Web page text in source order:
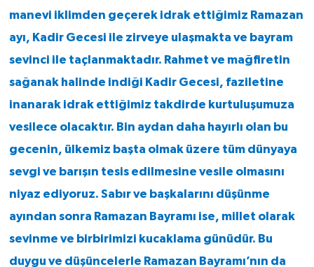
manevi iklimden geçerek idrak ettiğimiz Ramazan
ayı, Kadir Gecesi ile zirveye ulaşmakta ve bayram
sevinci ile taçlanmaktadır. Rahmet ve mağfiretin
sağanak halinde indiği Kadir Gecesi, faziletine
inanarak idrak ettiğimiz takdirde kurtuluşumuza
vesilece olacaktır. Bin aydan daha hayırlı olan bu
gecenin, ülkemiz başta olmak üzere tüm dünyaya
sevgi ve barışın tesis edilmesine vesile olmasını
niyaz ediyoruz. Sabır ve başkalarını düşünme
ayından sonra Ramazan Bayramı ise, millet olarak
sevinme ve birbirimizi kucaklama günüdür. Bu
duygu ve düşüncelerle Ramazan Bayramı’nın da